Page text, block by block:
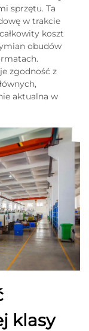
sprzętu. Ta
w trakcie
koszt
obudów
zgodność z
aktualna w
klasy